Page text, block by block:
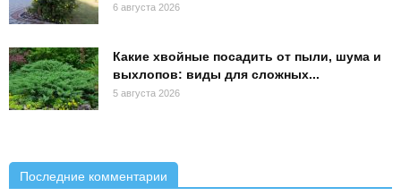
6 августа 2026
Какие хвойные посадить от пыли, шума и
выхлопов: виды для сложных...
5 августа 2026
Последние комментарии